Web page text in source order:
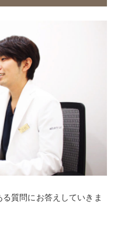
質問にお答えしていきま